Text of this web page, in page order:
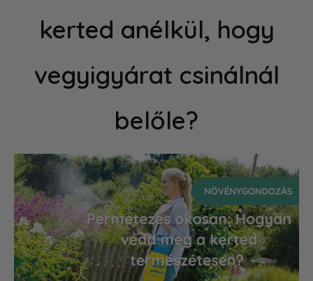
kerted anélkül, hogy
vegyigyárat csinálnál
belőle?